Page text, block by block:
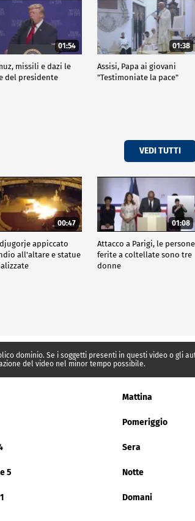
01:54
missili e dazi le
del presidente
01:38
Assisi, Papa ai giovani
"Testimoniate la pace"
VEDI TUTTI
00:47
appiccato
all'altare e statue
01:08
Attacco a Parigi, le persone
ferite a coltellate sono tre
donne
dominio. Se i soggetti presenti in questi video o gli
del video nel minor tempo possibile.
Mattina
Pomeriggio
Sera
5 Notte
Domani